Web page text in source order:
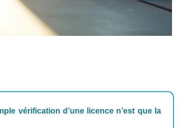
vérification d’une licence n’est que la